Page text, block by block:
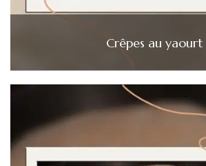
Crêpes au yaourt